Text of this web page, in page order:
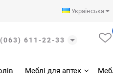
Українська
611-22-33
Меблі для аптек